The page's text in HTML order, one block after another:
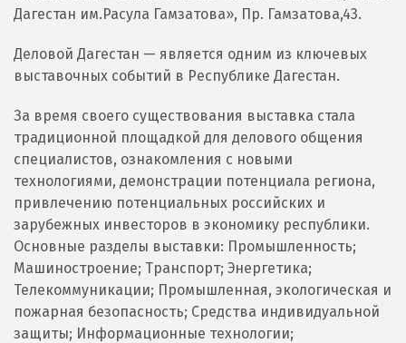
Дагестан им.Расула Гамзатова», Пр. Гамзатова,43.
Деловой Дагестан — является одним из ключевых
выставочных событий в Республике Дагестан.
За время своего существования выставка стала
традиционной площадкой для делового общения
специалистов, ознакомления с новыми
технологиями, демонстрации потенциала региона,
привлечению потенциальных российских и
зарубежных инвесторов в экономику республики.
Основные разделы выставки: Промышленность;
Машиностроение; Транспорт; Энергетика;
Телекоммуникации; Промышленная, экологическая и
пожарная безопасность; Средства индивидуальной
защиты; Информационные технологии;